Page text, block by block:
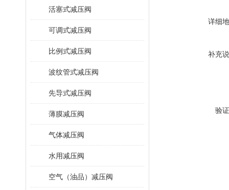
活塞式减压阀
可调式减压阀
比例式减压阀
波纹管式减压阀
先导式减压阀
薄膜减压阀
气体减压阀
水用减压阀
空气（油品）减压阀
详细
补充
验